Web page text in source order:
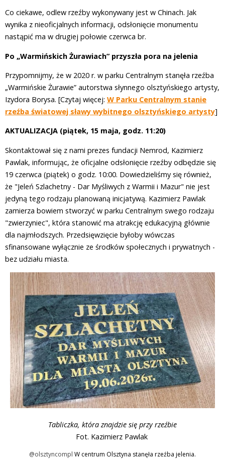
Co ciekawe, odlew rzeźby wykonywany jest w Chinach. Jak
wynika z nieoficjalnych informacji, odsłonięcie monumentu
nastąpić ma w drugiej połowie czerwca br.
Po „Warmińskich Żurawiach” przyszła pora na jelenia
Przypomnijmy, że w 2020 r. w parku Centralnym stanęła rzeźba
„Warmińskie Żurawie” autorstwa słynnego olsztyńskiego artysty,
Izydora Borysa. [Czytaj więcej: W Parku Centralnym stanie
rzeźba światowej sławy wybitnego olsztyńskiego artysty]
AKTUALIZACJA (piątek, 15 maja, godz. 11:20)
Skontaktował się z nami prezes fundacji Nemrod, Kazimierz
Pawlak, informując, że oficjalne odsłonięcie rzeźby odbędzie się
19 czerwca (piątek) o godz. 10:00. Dowiedzieliśmy się również,
że "Jeleń Szlachetny - Dar Myśliwych z Warmii i Mazur" nie jest
jedyną tego rodzaju planowaną inicjatywą. Kazimierz Pawlak
zamierza bowiem stworzyć w parku Centralnym swego rodzaju
"zwierzyniec", która stanowić ma atrakcję edukacyjną głównie
dla najmłodszych. Przedsięwzięcie byłoby wówczas
sfinansowane wyłącznie ze środków społecznych i prywatnych -
bez udziału miasta.
Tabliczka, która znajdzie się przy rzeźbie
Fot. Kazimierz Pawlak
@olsztyncompl W centrum Olsztyna stanęła rzeźba jelenia.